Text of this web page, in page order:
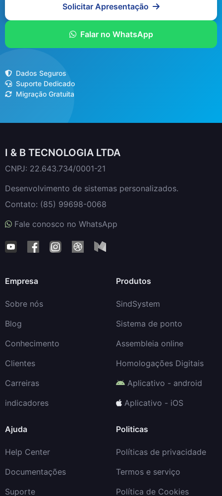
Solicitar Apresentação
Falar no WhatsApp
Dados Seguros
Suporte Dedicado
Migração Gratuita
I & B TECNOLOGIA LTDA
CNPJ: 22.643.734/0001-21
Desenvolvimento de sistemas personalizados.
Contato: (85) 99698-0068
Fale conosco no WhatsApp
Empresa
Sobre nós
Blog
Conhecimento
Clientes
Carreiras
indicadores
Produtos
SindSystem
Sistema de ponto
Assembleia online
Homologações Digitais
Aplicativo - android
Aplicativo - iOS
Ajuda
Help Center
Documentações
Suporte
Politicas
Políticas de privacidade
Termos e serviço
Política de Cookies